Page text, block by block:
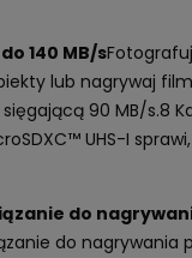
140 MB/s
lub nagrywaj
90 MB/s.8
UHS-I
do
do nagrywania